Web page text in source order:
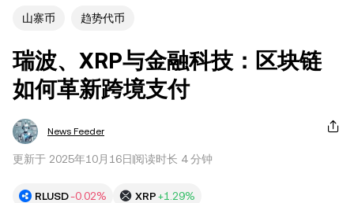
山寨币 趋势代币
瑞波、XRP与金融科技：区块链
如何革新跨境支付
News Feeder
更新于 2025年10月16日 阅读时长 4 分钟
RLUSD-0.02% XRP+1.29%